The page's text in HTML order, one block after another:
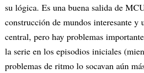
su lógica. Es una buena salida de
construcción de mundos interesante y
central, pero hay problemas
la serie en los episodios iniciales
problemas de ritmo lo socavan aún